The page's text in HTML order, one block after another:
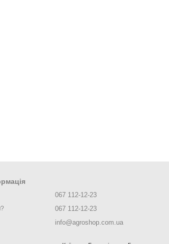
067 112-12-23
067 112-12-23
info@agroshop.com.ua